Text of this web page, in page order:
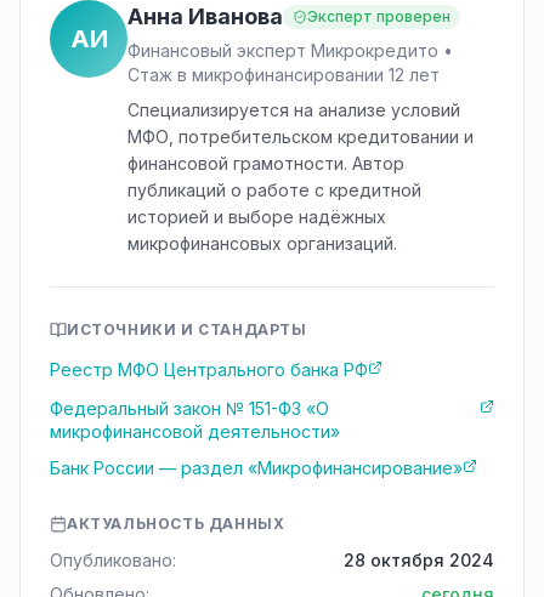
АИ
Анна Иванова Эксперт проверен
Финансовый эксперт Микрокредито •
Стаж в микрофинансировании 12 лет
Специализируется на анализе условий
МФО, потребительском кредитовании и
финансовой грамотности. Автор
публикаций о работе с кредитной
историей и выборе надёжных
микрофинансовых организаций.
ИСТОЧНИКИ И СТАНДАРТЫ
Реестр МФО Центрального банка РФ
Федеральный закон № 151-ФЗ «О
микрофинансовой деятельности»
Банк России — раздел «Микрофинансирование»
АКТУАЛЬНОСТЬ ДАННЫХ
Опубликовано:
28 октября 2024